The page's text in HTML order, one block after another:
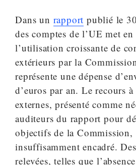
Dans un rapport publié le
des comptes de l’UE met
l’utilisation croissante de
extérieurs par la
représente une dépense
d’euros par an. Le recours
externes, présenté comme
auditeurs du rapport pour
objectifs de la Commission,
insuffisamment encadré.
relevées, telles que